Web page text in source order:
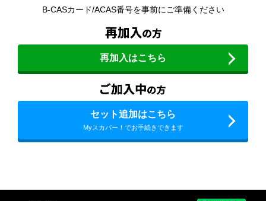
B-CASカード/ACAS番号を事前にご準備ください
再加入はこちら
セット追加はこちら
Myスカパー！でお手続きできます